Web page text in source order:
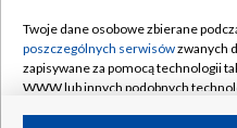
Rada Programowa
System NOS
Informacje o nadawcy
Twoje dane osobowe zbierane
poszczególnych serwisówzwanych
zapisywane za pomocą technologii
WWW lub innych podobnych